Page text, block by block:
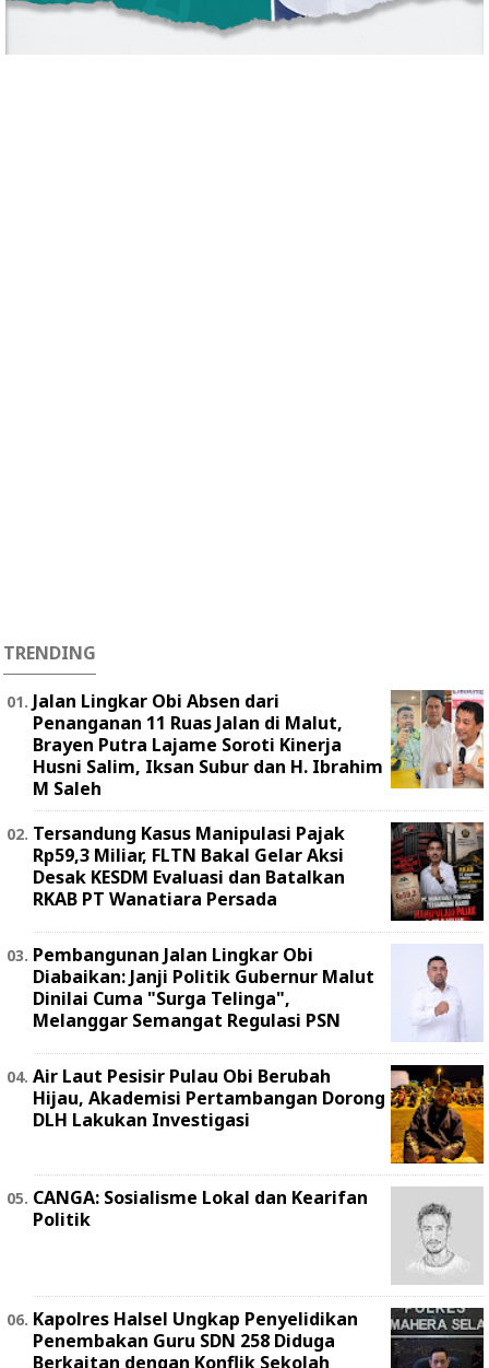
TRENDING
Jalan Lingkar Obi Absen dari
Penanganan 11 Ruas Jalan di Malut,
Brayen Putra Lajame Soroti Kinerja
Husni Salim, Iksan Subur dan H. Ibrahim
M Saleh
Tersandung Kasus Manipulasi Pajak
Rp59,3 Miliar, FLTN Bakal Gelar Aksi
Desak KESDM Evaluasi dan Batalkan
RKAB PT Wanatiara Persada ‎
Pembangunan Jalan Lingkar Obi
Diabaikan: Janji Politik Gubernur Malut
Dinilai Cuma "Surga Telinga",
Melanggar Semangat Regulasi PSN ‎
Air Laut Pesisir Pulau Obi Berubah
Hijau, Akademisi Pertambangan Dorong
DLH Lakukan Investigasi
CANGA: Sosialisme Lokal dan Kearifan
Politik
Kapolres Halsel Ungkap Penyelidikan
Penembakan Guru SDN 258 Diduga
Berkaitan dengan Konflik Sekolah